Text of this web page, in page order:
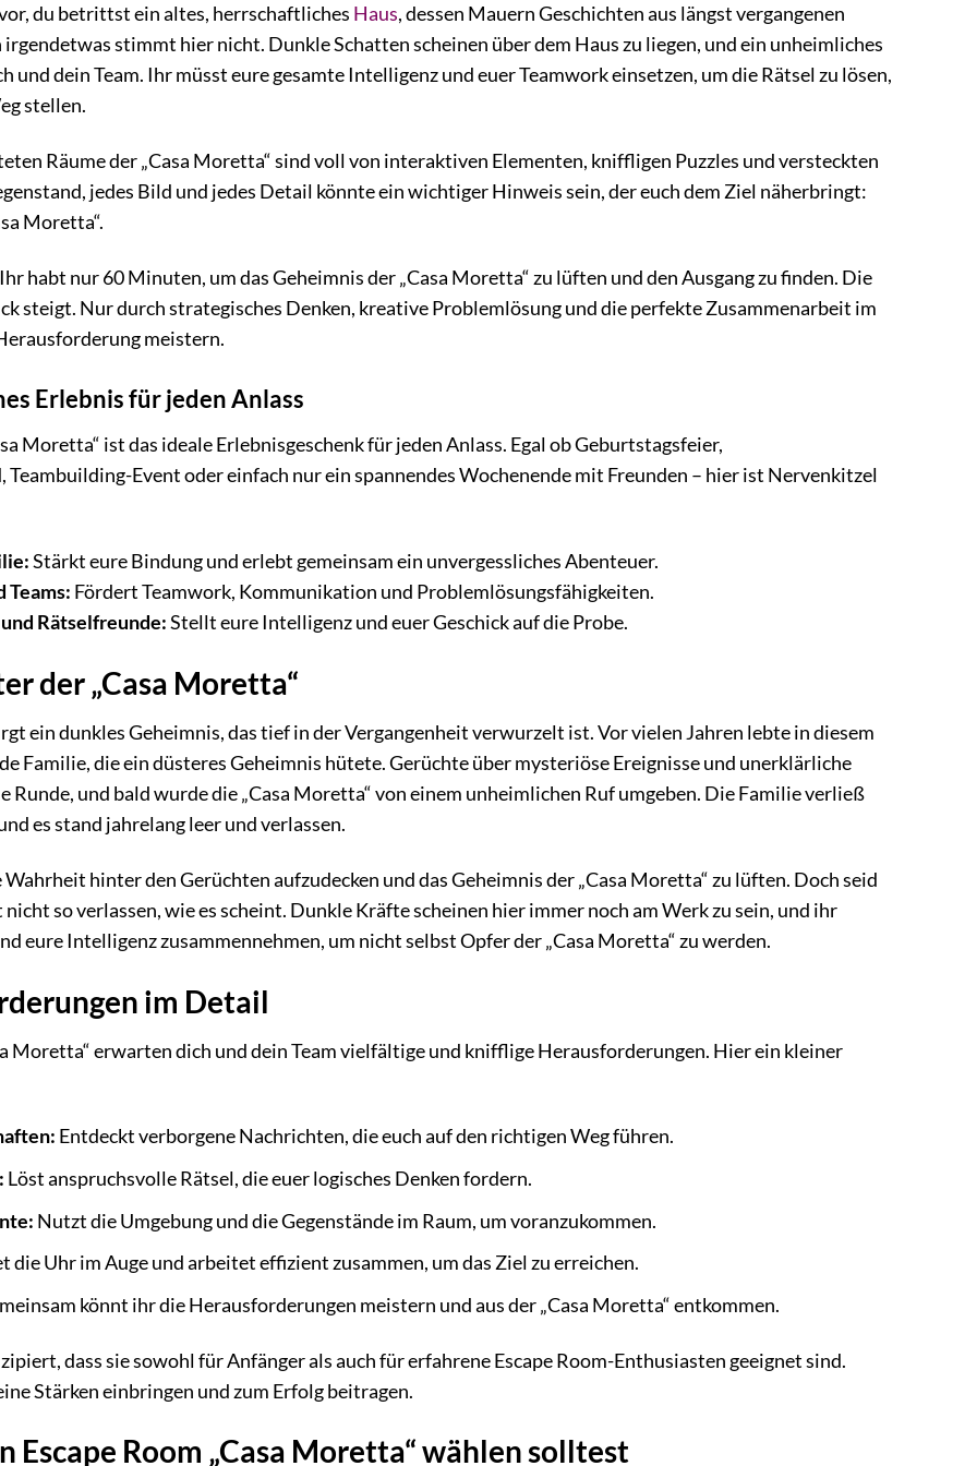
du betrittst ein altes, herrschaftliches Haus, dessen Mauern Geschichten aus längst vergangenen
stimmt hier nicht. Dunkle Schatten scheinen über dem Haus zu liegen, und ein unheimliches
und dein Team. Ihr müsst eure gesamte Intelligenz und euer Teamwork einsetzen, um die Rätsel zu lösen,
stellen.
Räume der „Casa Moretta“ sind voll von interaktiven Elementen, kniffligen Puzzles und versteckten
jedes Bild und jedes Detail könnte ein wichtiger Hinweis sein, der euch dem Ziel näherbringt:
Moretta“.
habt nur 60 Minuten, um das Geheimnis der „Casa Moretta“ zu lüften und den Ausgang zu finden. Die
steigt. Nur durch strategisches Denken, kreative Problemlösung und die perfekte Zusammenarbeit im
meistern.
Erlebnis für jeden Anlass
Moretta“ ist das ideale Erlebnisgeschenk für jeden Anlass. Egal ob Geburtstagsfeier,
Teambuilding-Event oder einfach nur ein spannendes Wochenende mit Freunden – hier ist Nervenkitzel
Stärkt eure Bindung und erlebt gemeinsam ein unvergessliches Abenteuer.
Teams: Fördert Teamwork, Kommunikation und Problemlösungsfähigkeiten.
Rätselfreunde:Stellt eure Intelligenz und euer Geschick auf die Probe.
der „Casa Moretta“
ein dunkles Geheimnis, das tief in der Vergangenheit verwurzelt ist. Vor vielen Jahren lebte in diesem
Familie, die ein düsteres Geheimnis hütete. Gerüchte über mysteriöse Ereignisse und unerklärliche
Runde, und bald wurde die „Casa Moretta“ von einem unheimlichen Ruf umgeben. Die Familie verließ
es stand jahrelang leer und verlassen.
Wahrheit hinter den Gerüchten aufzudecken und das Geheimnis der „Casa Moretta“ zu lüften. Doch seid
so verlassen, wie es scheint. Dunkle Kräfte scheinen hier immer noch am Werk zu sein, und ihr
eure Intelligenz zusammennehmen, um nicht selbst Opfer der „Casa Moretta“ zu werden.
im Detail
Moretta“ erwarten dich und dein Team vielfältige und knifflige Herausforderungen. Hier ein kleiner
Entdeckt verborgene Nachrichten, die euch auf den richtigen Weg führen.
Löst anspruchsvolle Rätsel, die euer logisches Denken fordern.
Nutzt die Umgebung und die Gegenstände im Raum, um voranzukommen.
die Uhr im Auge und arbeitet effizient zusammen, um das Ziel zu erreichen.
könnt ihr die Herausforderungen meistern und aus der „Casa Moretta“ entkommen.
dass sie sowohl für Anfänger als auch für erfahrene Escape Room-Enthusiasten geeignet sind.
Stärken einbringen und zum Erfolg beitragen.
Escape Room „Casa Moretta“ wählen solltest